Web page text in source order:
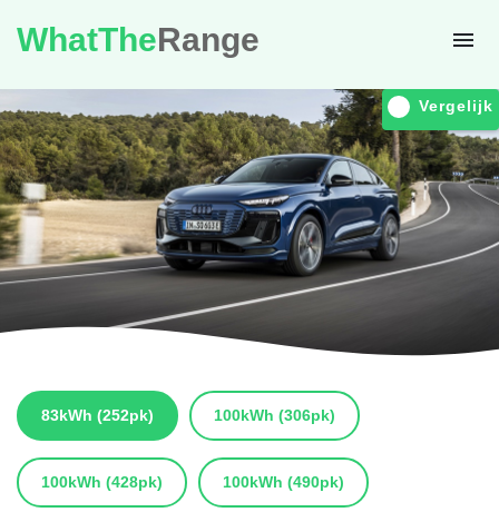
WhatTheRange
Vergelijk
83kWh (252pk) 100kWh (306pk)
100kWh (428pk) 100kWh (490pk)